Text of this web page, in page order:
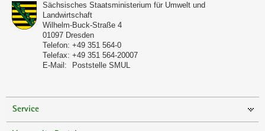
Sächsisches Staatsministerium für Umwelt und
Landwirtschaft
Wilhelm-Buck-Straße 4
01097 Dresden
Telefon: +49 351 564-0
Telefax: +49 351 564-20007
E-Mail:
Poststelle SMUL
Service